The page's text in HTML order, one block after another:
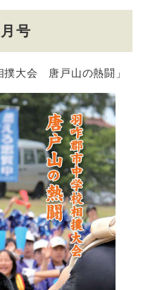
号
大会 唐戸山の熱闘」